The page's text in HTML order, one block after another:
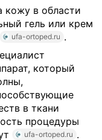
кожу в области
гель или крем
ufa-ortoped.ru .
который
в ткани
процедуры
ufa-ortoped.ru .